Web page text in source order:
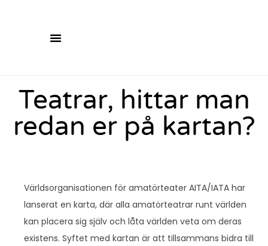
Teatrar, hittar man
redan er på kartan?
Världsorganisationen för amatörteater AITA/IATA har
lanserat en karta, där alla amatörteatrar runt världen
kan placera sig själv och låta världen veta om deras
existens. Syftet med kartan är att tillsammans bidra till